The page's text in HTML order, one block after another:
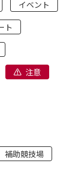
イベント
ト
注意
補助競技場